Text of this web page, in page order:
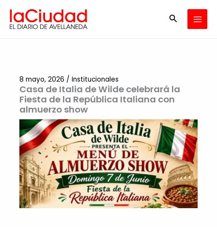
contenido
Buscar
Casa de Italia de Wilde celebrará la
Fiesta de la República Italiana con
almuerzo show
8 mayo, 2026 / Institucionales